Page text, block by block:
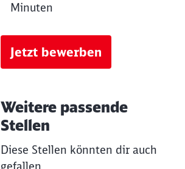
Minuten
Jetzt bewerben
Weitere passende
Stellen
Diese Stellen könnten dir auch